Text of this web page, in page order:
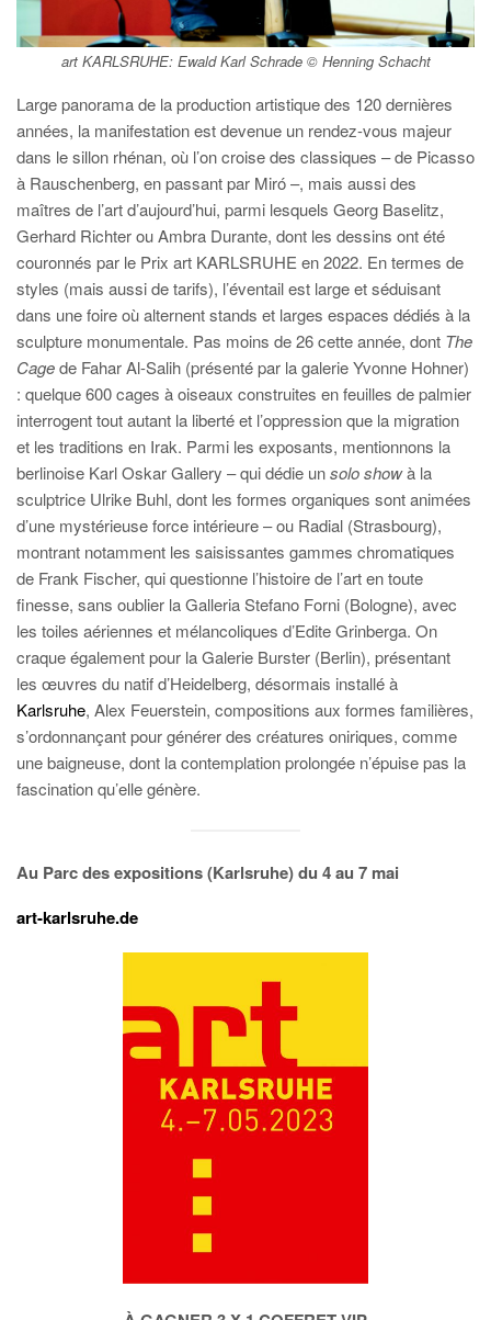
art KARLSRUHE: Ewald Karl Schrade © Henning Schacht
Large panorama de la production artistique des 120 dernières
années, la manifestation est devenue un rendez-vous majeur
dans le sillon rhénan, où l’on croise des classiques – de Picasso
à Rauschenberg, en passant par Miró –, mais aussi des
maîtres de l’art d’aujourd’hui, parmi lesquels Georg Baselitz,
Gerhard Richter ou Ambra Durante, dont les dessins ont été
couronnés par le Prix art KARLSRUHE en 2022. En termes de
styles (mais aussi de tarifs), l’éventail est large et séduisant
dans une foire où alternent stands et larges espaces dédiés à la
sculpture monumentale. Pas moins de 26 cette année, dont The
Cagede Fahar Al-Salih (présenté par la galerie Yvonne Hohner)
: quelque 600 cages à oiseaux construites en feuilles de palmier
interrogent tout autant la liberté et l’oppression que la migration
et les traditions en Irak. Parmi les exposants, mentionnons la
berlinoise Karl Oskar Gallery – qui dédie unsolo showà la
sculptrice Ulrike Buhl, dont les formes organiques sont animées
d’une mystérieuse force intérieure – ou Radial (Strasbourg),
montrant notamment les saisissantes gammes chromatiques
de Frank Fischer, qui questionne l’histoire de l’art en toute
finesse, sans oublier la Galleria Stefano Forni (Bologne), avec
les toiles aériennes et mélancoliques d’Edite Grinberga. On
craque également pour la Galerie Burster (Berlin), présentant
les œuvres du natif d’Heidelberg, désormais installé à
Karlsruhe, Alex Feuerstein, compositions aux formes familières,
s’ordonnançant pour générer des créatures oniriques, comme
une baigneuse, dont la contemplation prolongée n’épuise pas la
fascination qu’elle génère.
Au Parc des expositions (Karlsruhe) du 4 au 7 mai
art-karlsruhe.de